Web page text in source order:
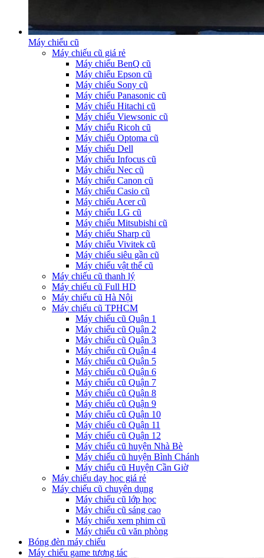
Máy chiếu cũ
Máy chiếu cũ giá rẻ
Máy chiếu BenQ cũ
Máy chiếu Epson cũ
Máy chiếu Sony cũ
Máy chiếu Panasonic cũ
Máy chiếu Hitachi cũ
Máy chiếu Viewsonic cũ
Máy chiếu Ricoh cũ
Máy chiếu Optoma cũ
Máy chiếu Dell
Máy chiếu Infocus cũ
Máy chiếu Nec cũ
Máy chiếu Canon cũ
Máy chiếu Casio cũ
Máy chiếu Acer cũ
Máy chiếu LG cũ
Máy chiếu Mitsubishi cũ
Máy chiếu Sharp cũ
Máy chiếu Vivitek cũ
Máy chiếu siêu gần cũ
Máy chiếu vật thể cũ
Máy chiếu cũ thanh lý
Máy chiếu cũ Full HD
Máy chiếu cũ Hà Nội
Máy chiếu cũ TPHCM
Máy chiếu cũ Quận 1
Máy chiếu cũ Quận 2
Máy chiếu cũ Quận 3
Máy chiếu cũ Quận 4
Máy chiếu cũ Quận 5
Máy chiếu cũ Quận 6
Máy chiếu cũ Quận 7
Máy chiếu cũ Quận 8
Máy chiếu cũ Quận 9
Máy chiếu cũ Quận 10
Máy chiếu cũ Quận 11
Máy chiếu cũ Quận 12
Máy chiếu cũ huyện Nhà Bè
Máy chiếu cũ huyện Bình Chánh
Máy chiếu cũ Huyện Cần Giờ
Máy chiếu dạy học giá rẻ
Máy chiếu cũ chuyên dụng
Máy chiếu cũ lớp học
Máy chiếu cũ sáng cao
Máy chiếu xem phim cũ
Máy chiếu cũ văn phòng
Bóng đèn máy chiếu
Máy chiếu game tương tác